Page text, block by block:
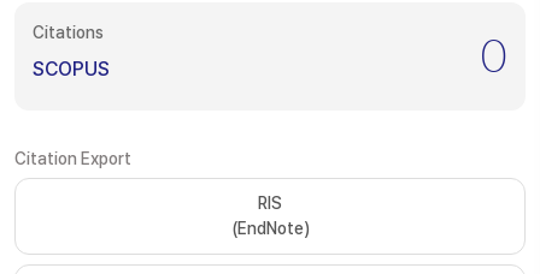
Citations
SCOPUS 0
Citation Export
RIS
(EndNote)